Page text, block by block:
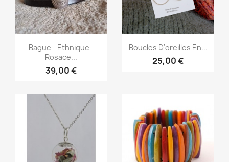
Aperçu rapide
Bague - Ethnique -
Rosace...
39,00 €
Aperçu rapide
Boucles D'oreilles En...
25,00 €